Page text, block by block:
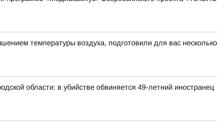
температуры воздуха, подготовили для вас
области: в убийстве обвиняется 49-летний иностранец